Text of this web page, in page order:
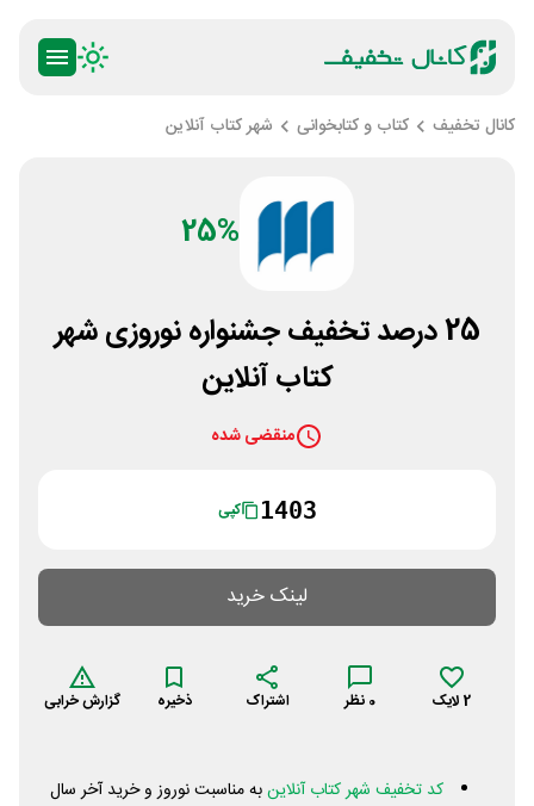
کانال تخفیف کتاب و کتابخوانی شهر کتاب آنلاین
25%
25 درصد تخفیف جشنواره نوروزی شهر
کتاب آنلاین
منقضی شده
1403 کپی
لینک خرید
2لایک 0 نظر اشتراک ذخیره گزارش خرابی
کد تخفیف شهر کتاب آنلاینبه مناسبت نوروز و خرید آخر سال